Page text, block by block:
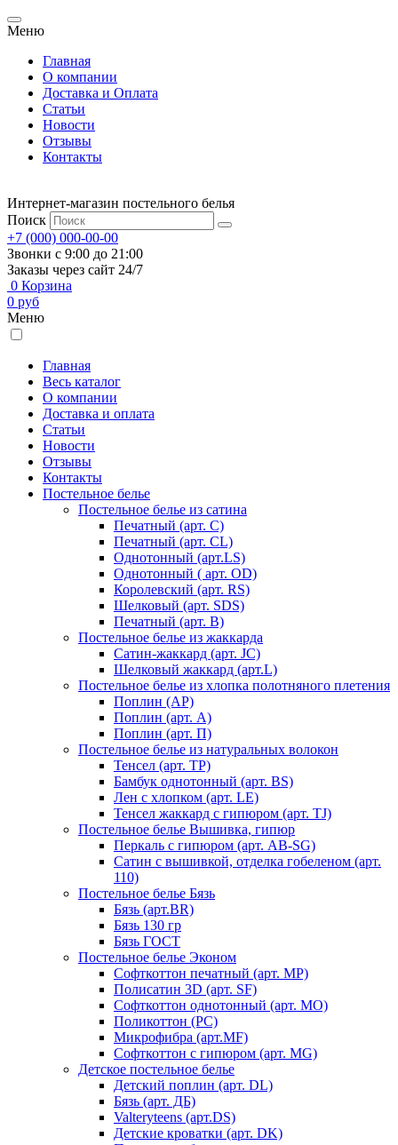
Меню
Главная
О компании
Доставка и Оплата
Статьи
Новости
Отзывы
Контакты
Интернет-магазин постельного белья
Поиск
+7 (000) 000-00-00
Звонки с 9:00 до 21:00
Заказы через сайт 24/7
0 Корзина
0 руб
Меню
Главная
Весь каталог
О компании
Доставка и оплата
Статьи
Новости
Отзывы
Контакты
Постельное белье
Постельное белье из сатина
Печатный (арт. С)
Печатный (арт. СL)
Однотонный (арт.LS)
Однотонный ( арт. OD)
Королевский (арт. RS)
Шелковый (арт. SDS)
Печатный (арт. В)
Постельное белье из жаккарда
Сатин-жаккард (арт. JC)
Шелковый жаккард (арт.L)
Постельное белье из хлопка полотняного плетения
Поплин (AP)
Поплин (арт. А)
Поплин (арт. П)
Постельное белье из натуральных волокон
Тенсел (арт. ТР)
Бамбук однотонный (арт. BS)
Лен с хлопком (арт. LE)
Тенсел жаккард с гипюром (арт. TJ)
Постельное белье Вышивка, гипюр
Перкаль с гипюром (арт. AB-SG)
Сатин с вышивкой, отделка гобеленом (арт.
110)
Постельное белье Бязь
Бязь (арт.BR)
Бязь 130 гр
Бязь ГОСТ
Постельное белье Эконом
Софткоттон печатный (арт. MР)
Полисатин 3D (арт. SF)
Софткоттон однотонный (арт. MO)
Поликоттон (PC)
Микрофибра (арт.MF)
Софткоттон с гипюром (арт. MG)
Детское постельное белье
Детский поплин (арт. DL)
Бязь (арт. ДБ)
Valteryteens (арт.DS)
Детские кроватки (арт. DK)